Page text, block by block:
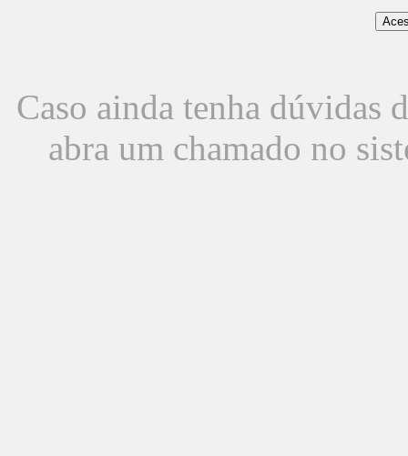
Caso ainda tenha dúvidas
abra um chamado no